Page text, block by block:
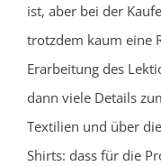
ist, aber bei der
trotzdem kaum eine
Erarbeitung des
dann viele Details
Textilien und über
Shirts: dass für die